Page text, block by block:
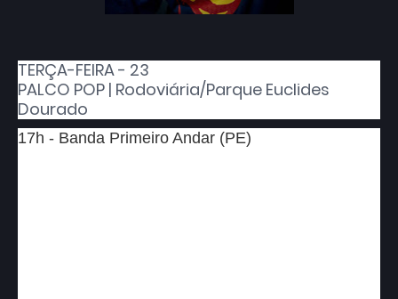
TERÇA-FEIRA - 23
PALCO POP | Rodoviária/Parque Euclides
Dourado
17h - Banda Primeiro Andar (PE)